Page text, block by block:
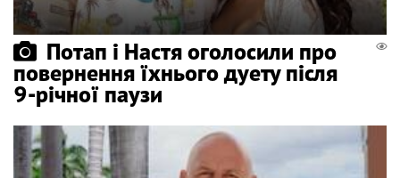
Потап і Настя оголосили про
повернення їхнього дуету після
9-річної паузи